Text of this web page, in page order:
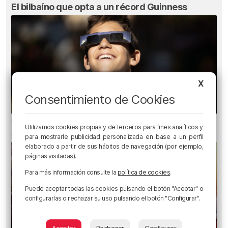
El bilbaíno que opta a un récord Guinness
Ni gafas de sol ni radiografías: los errores que
pueden dañar la retina durante el eclipse
X
Consentimiento de Cookies
Utilizamos cookies propias y de terceros para fines analíticos y
para mostrarle publicidad personalizada en base a un perfil
elaborado a partir de sus hábitos de navegación (por ejemplo,
páginas visitadas).
Para más información consulte la política de cookies.
Puede aceptar todas las cookies pulsando el botón "Aceptar" o
configurarlas o rechazar su uso pulsando el botón "Configurar".